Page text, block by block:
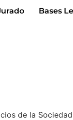
Bases
de la